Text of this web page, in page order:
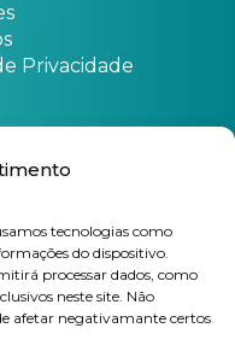
tecnologias como
do dispositivo.
processar dados, como
neste site. Não
afetar negativamante certos
Privacidade